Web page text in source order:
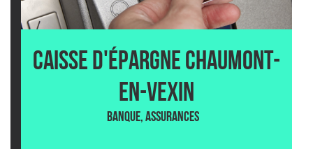
CAISSE D'ÉPARGNE CHAUMONT-
EN-VEXIN
BANQUE, ASSURANCES